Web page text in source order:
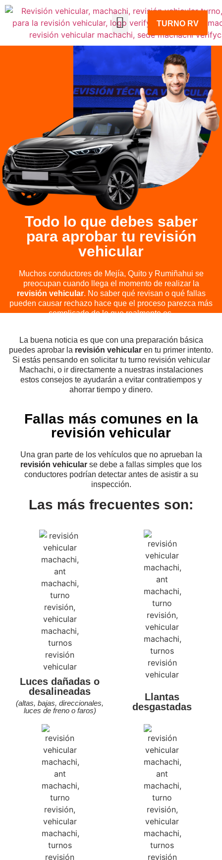
TURNO RV
Todo lo que debes saber
para aprobar tu revisión
vehicular
Muchos conductores de Mejía, Quito y Rumiñahui se
preocupan cuando llega el momento de realizar la
revisión vehicular. No saber qué revisan o qué fallas
pueden causar rechazo hace que el proceso parezca más
complicado de lo que realmente es.
La buena noticia es que con una preparación básica
puedes aprobar la revisión vehicular en tu primer intento.
Si estás pensando en solicitar tu turno revisión vehicular
Machachi, o ir directamente a nuestras instalaciones
estos consejos te ayudarán a evitar contratiempos y
ahorrar tiempo y dinero.
Fallas más comunes en la
revisión vehicular
Una gran parte de los vehículos que no aprueban la
revisión vehicular se debe a fallas simples que los
conductores podrían detectar antes de asistir a su
inspección.
Las más frecuentes son:
Luces dañadas o
desalineadas
(altas, bajas, direccionales,
luces de freno o faros)
Llantas
desgastadas